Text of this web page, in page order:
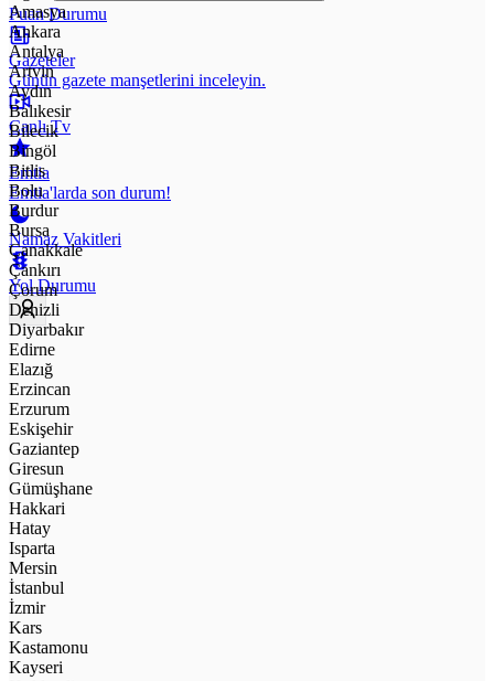
Puan Durumu
Gazeteler
Günün gazete manşetlerini inceleyin.
Canlı Tv
Emtia
Emtia'larda son durum!
Namaz Vakitleri
Yol Durumu
Amasya
Ankara
Antalya
Artvin
Aydın
Balıkesir
Bilecik
Bingöl
Bitlis
Bolu
Burdur
Bursa
Çanakkale
Çankırı
Çorum
Denizli
Diyarbakır
Edirne
Elazığ
Erzincan
Erzurum
Eskişehir
Gaziantep
Giresun
Gümüşhane
Hakkari
Hatay
Isparta
Mersin
İstanbul
İzmir
Kars
Kastamonu
Kayseri